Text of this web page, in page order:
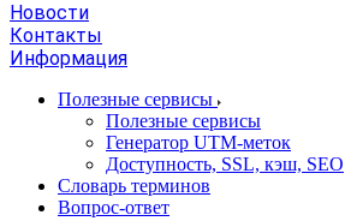
Новости
Контакты
Информация
Полезные сервисы
Полезные сервисы
Генератор UTM‑меток
Доступность, SSL, кэш, SEO
Словарь терминов
Вопрос-ответ